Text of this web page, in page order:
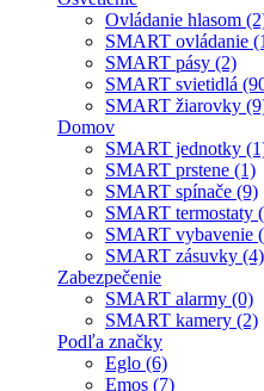
Ovládanie hlasom
SMART ovládanie
SMART pásy (2)
SMART svietidlá
SMART žiarovky
Domov
SMART jednotky
SMART prstene (1)
SMART spínače (9)
SMART termostaty
SMART vybavenie
SMART zásuvky (4)
Zabezpečenie
SMART alarmy (0)
SMART kamery (2)
Podľa značky
Eglo (6)
Emos (7)